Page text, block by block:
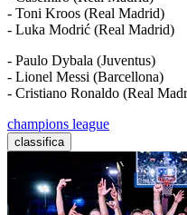
- Toni Kroos (Real Madrid)
- Luka Modrić (Real Madrid)
- Paulo Dybala (Juventus)
- Lionel Messi (Barcellona)
- Cristiano Ronaldo (Real
champions league
classifica